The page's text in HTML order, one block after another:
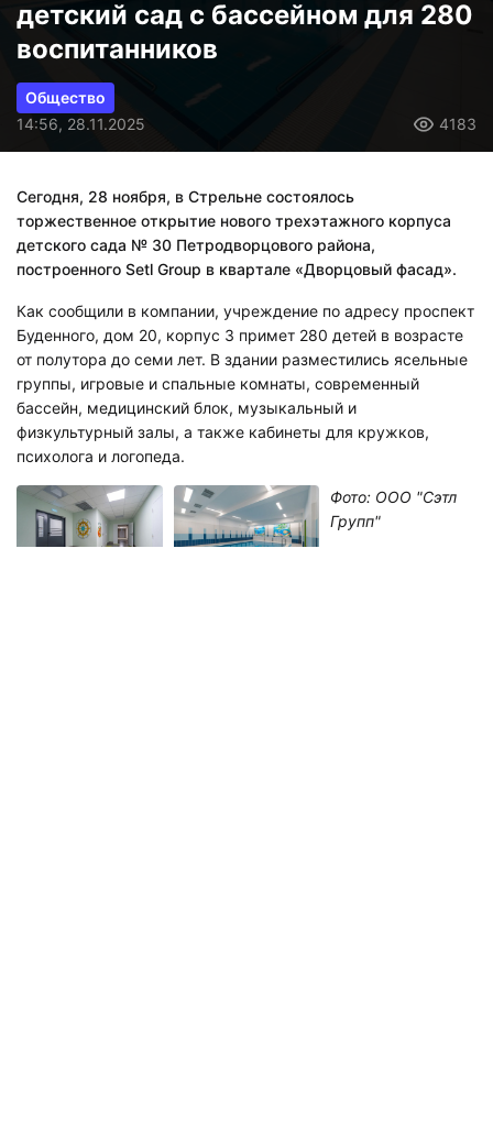
детский сад с бассейном для 280
воспитанников
Общество
14:56, 28.11.2025
4183
Сегодня, 28 ноября, в Стрельне состоялось
торжественное открытие нового трехэтажного корпуса
детского сада № 30 Петродворцового района,
построенного Setl Group в квартале «Дворцовый фасад».
Как сообщили в компании, учреждение по адресу проспект
Буденного, дом 20, корпус 3 примет 280 детей в возрасте
от полутора до семи лет. В здании разместились ясельные
группы, игровые и спальные комнаты, современный
бассейн, медицинский блок, музыкальный и
физкультурный залы, а также кабинеты для кружков,
психолога и логопеда.
Фото: ООО "Сэтл
Групп"